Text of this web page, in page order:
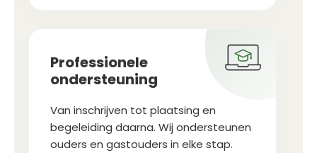
Professionele
ondersteuning
Van inschrijven tot plaatsing en
begeleiding daarna. Wij ondersteunen
ouders en gastouders in elke stap.